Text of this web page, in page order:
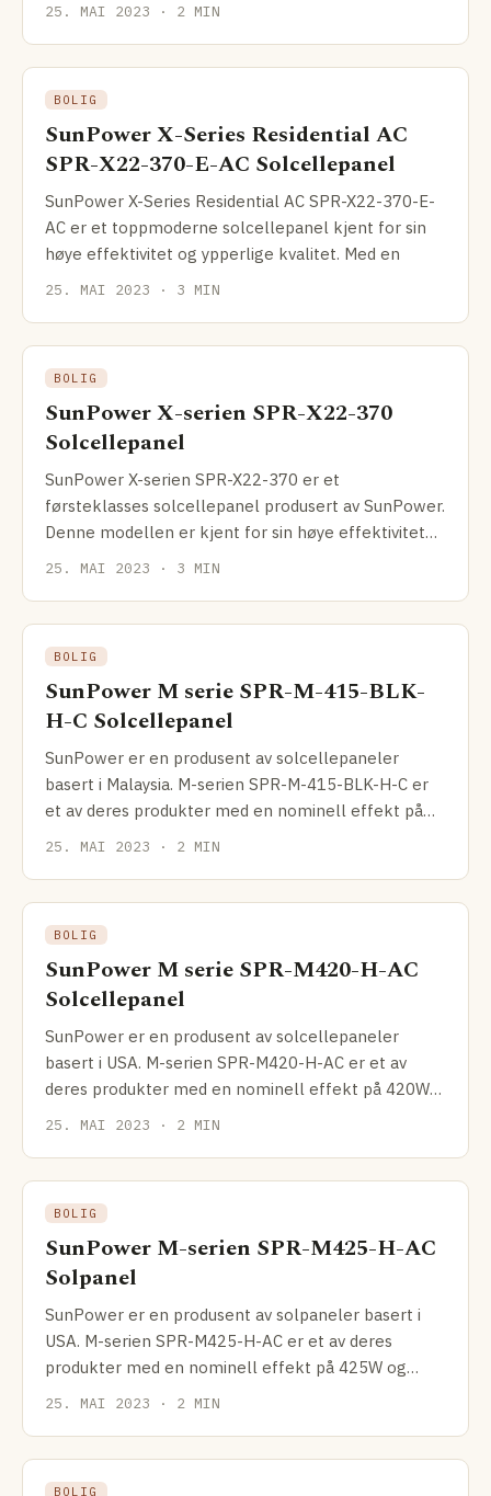
25. MAI 2023 · 2 MIN
BOLIG
SunPower X-Series Residential AC
SPR-X22-370-E-AC Solcellepanel
SunPower X-Series Residential AC SPR-X22-370-E-
AC er et toppmoderne solcellepanel kjent for sin
høye effektivitet og ypperlige kvalitet. Med en
25. MAI 2023 · 3 MIN
BOLIG
SunPower X-serien SPR-X22-370
Solcellepanel
SunPower X-serien SPR-X22-370 er et
førsteklasses solcellepanel produsert av SunPower.
Denne modellen er kjent for sin høye effektivitet
på 22.7% og en
25. MAI 2023 · 3 MIN
BOLIG
SunPower M serie SPR-M-415-BLK-
H-C Solcellepanel
SunPower er en produsent av solcellepaneler
basert i Malaysia. M-serien SPR-M-415-BLK-H-C er
et av deres produkter med en nominell effekt på
415W og en
25. MAI 2023 · 2 MIN
BOLIG
SunPower M serie SPR-M420-H-AC
Solcellepanel
SunPower er en produsent av solcellepaneler
basert i USA. M-serien SPR-M420-H-AC er et av
deres produkter med en nominell effekt på 420W
og en effektivitet
25. MAI 2023 · 2 MIN
BOLIG
SunPower M-serien SPR-M425-H-AC
Solpanel
SunPower er en produsent av solpaneler basert i
USA. M-serien SPR-M425-H-AC er et av deres
produkter med en nominell effekt på 425W og
effektivitet på
25. MAI 2023 · 2 MIN
BOLIG